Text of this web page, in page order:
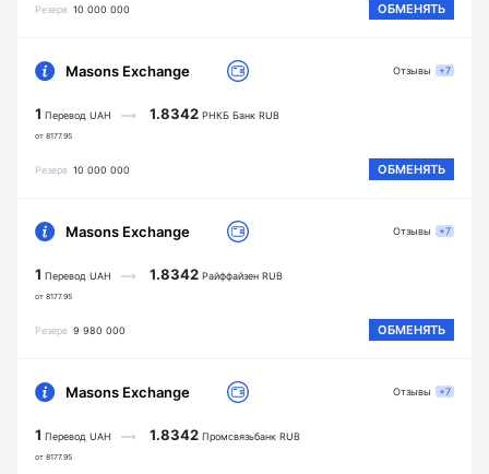
Резерв 10 000 000 ОБМЕНЯТЬ
Masons Exchange
1 Перевод UAH
от 8177.95
1.8342 РНКБ Банк RUB
Резерв 10 000 000 ОБМЕНЯТЬ
Отзывы +7
Masons Exchange
1 Перевод UAH
от 8177.95
1.8342 Райффайзен RUB
Резерв 9 980 000 ОБМЕНЯТЬ
Отзывы +7
Masons Exchange
1 Перевод UAH
от 8177.95
1.8342 Промсвязьбанк RUB
Отзывы +7